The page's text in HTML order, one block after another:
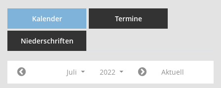
Kalender Termine
Niederschriften
Juli 2022 Aktuell